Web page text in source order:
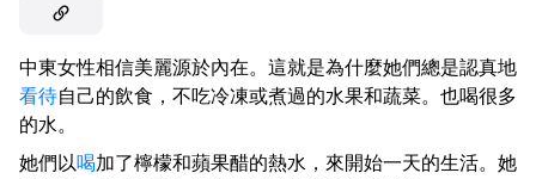
中東女性相信美麗源於內在。這就是為什麼她們總是認真地
看待自己的飲食，不吃冷凍或煮過的水果和蔬菜。也喝很多
的水。
她們以喝加了檸檬和蘋果醋的熱水，來開始一天的生活。她